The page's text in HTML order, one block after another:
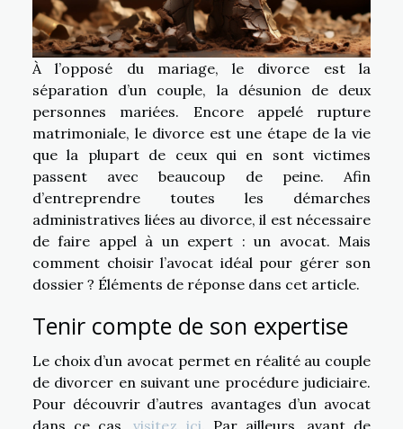
À l’opposé du mariage, le divorce est la
séparation d’un couple, la désunion de deux
personnes mariées. Encore appelé rupture
matrimoniale, le divorce est une étape de la vie
que la plupart de ceux qui en sont victimes
passent avec beaucoup de peine. Afin
d’entreprendre toutes les démarches
administratives liées au divorce, il est nécessaire
de faire appel à un expert : un avocat. Mais
comment choisir l’avocat idéal pour gérer son
dossier ? Éléments de réponse dans cet article.
Tenir compte de son expertise
Le choix d’un avocat permet en réalité au couple
de divorcer en suivant une procédure judiciaire.
Pour découvrir d’autres avantages d’un avocat
dans ce cas,visitez ici. Par ailleurs, avant de